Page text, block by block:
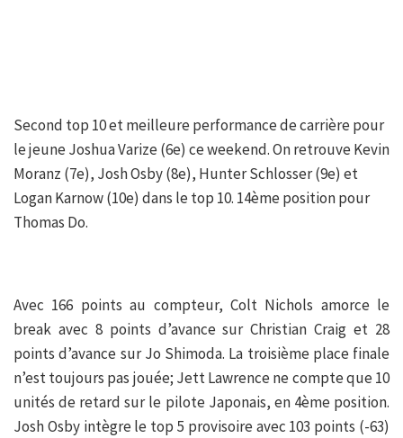
Second top 10 et meilleure performance de carrière pour
le jeune Joshua Varize (6e) ce weekend. On retrouve Kevin
Moranz (7e), Josh Osby (8e), Hunter Schlosser (9e) et
Logan Karnow (10e) dans le top 10. 14ème position pour
Thomas Do.
Avec 166 points au compteur, Colt Nichols amorce le
break avec 8 points d’avance sur Christian Craig et 28
points d’avance sur Jo Shimoda. La troisième place finale
n’est toujours pas jouée; Jett Lawrence ne compte que 10
unités de retard sur le pilote Japonais, en 4ème position.
Josh Osby intègre le top 5 provisoire avec 103 points (-63)